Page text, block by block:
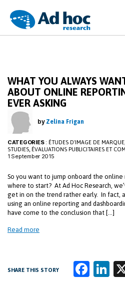
Ad
Research
WHAT YOU ALWAYS
ABOUT ONLINE
EVER ASKING
by Zelina Frigan
CATEGORIES: ÉTUDES D'IMAGE DE MARQUE
STUDIES, ÉVALUATIONS PUBLICITAIRES ET
1 September 2015
So you want to jump onboard the
where to start? At Ad Hoc Research,
get in on the trend rather early. In fact,
using an online reporting and
have come to the conclusion that […]
Read more
SHARE THIS STORY
Fa Li